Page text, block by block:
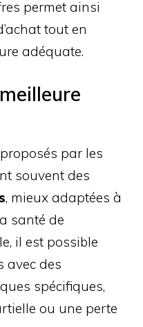
permet ainsi
tout en
adéquate.
par les
souvent des
, mieux adaptées à
santé de
il est possible
avec des
spécifiques,
ou une perte